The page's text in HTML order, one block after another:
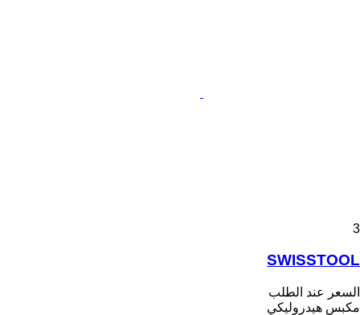
3
SWISSTOOL
السعر عند الطلب
مكبس هيدروليكي